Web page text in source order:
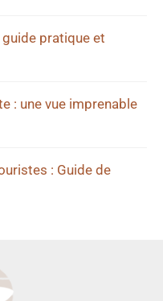
pratique et
: une vue imprenable
: Guide de